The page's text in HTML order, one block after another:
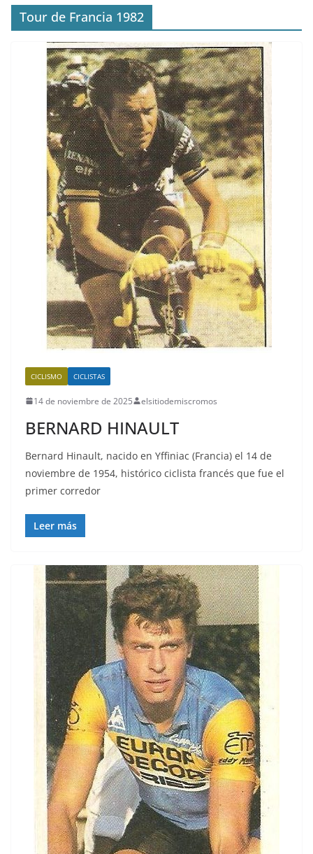
Tour de Francia 1982
CICLISMO CICLISTAS
14 de noviembre de 2025 elsitiodemiscromos
BERNARD HINAULT
Bernard Hinault, nacido en Yffiniac (Francia) el 14 de
noviembre de 1954, histórico ciclista francés que fue el
primer corredor
Leer más